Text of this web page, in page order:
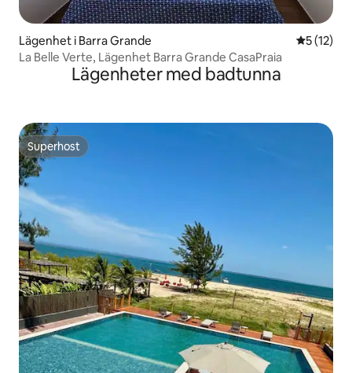
Lägenhet i Barra Grande 5 av 5 i
5 (12)
La Belle Verte, Lägenhet Barra Grande CasaPraia
Lägenheter med badtunna
Superhost
Superhost